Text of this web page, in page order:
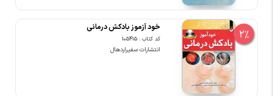
2%
خود آزموز بادکش درمانی
کد کتاب : 105415
انتشارات سفیراردهال